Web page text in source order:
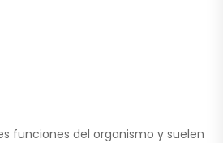
funciones del organismo y suelen